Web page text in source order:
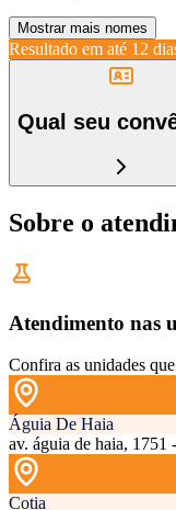
Mostrar mais nomes
Resultado em até 12
Qual seu
Sobre o
Atendimento nas
Confira as unidades que
Águia De Haia
av. águia de haia, 1751
Cotia